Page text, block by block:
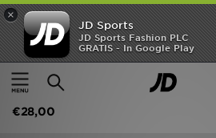
×
JD Sports
JD Sports Fashion PLC
GRATIS - In Google Play
Thuis
Kids Junior Kleding (8-15 jaar)
Nike Miler T-Shirt Junior
€28,00
Home
Offers